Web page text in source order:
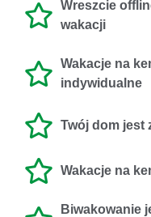
Wreszcie
wakacji
Wakacje na
indywidualne
Twój dom jest
Wakacje na
Biwakowanie